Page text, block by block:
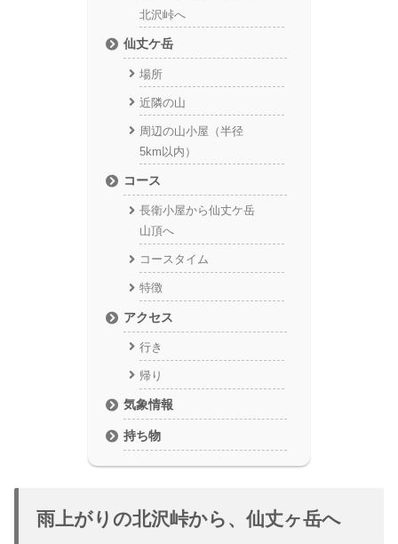
北沢峠へ
仙丈ケ岳
場所
近隣の山
周辺の山小屋（半径
5km以内）
コース
長衛小屋から仙丈ケ岳
山頂へ
コースタイム
特徴
アクセス
行き
帰り
気象情報
持ち物
雨上がりの北沢峠から、仙丈ヶ岳へ